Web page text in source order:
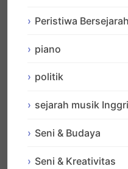
Peristiwa Bersejarah
piano
politik
sejarah musik
Seni & Budaya
Seni & Kreativitas